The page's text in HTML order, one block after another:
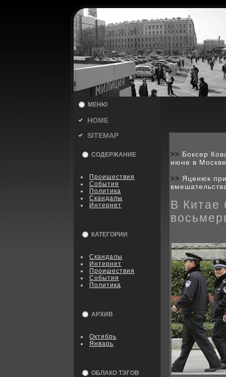
МЕНЮ
HOME
SITEMAP
СОДЕРЖАНИЕ
Пpoишествия
События
Политика
Скандалы
Интернет
КАТЕГОРИИ
Скандалы
Интернет
Пpoишествия
События
Политика
АРХИВ
Октябрь
Январь
ОБЛАКО ТЭГОВ
>> Боксер
июне в Москве
>> Яценюк
В Китае